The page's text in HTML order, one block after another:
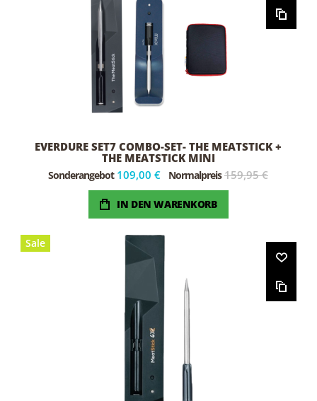
EVERDURE SET7 COMBO-SET- THE MEATSTICK +
THE MEATSTICK MINI
Sonderangebot 109,00 € Normalpreis 159,95 €
IN DEN WARENKORB
Sale